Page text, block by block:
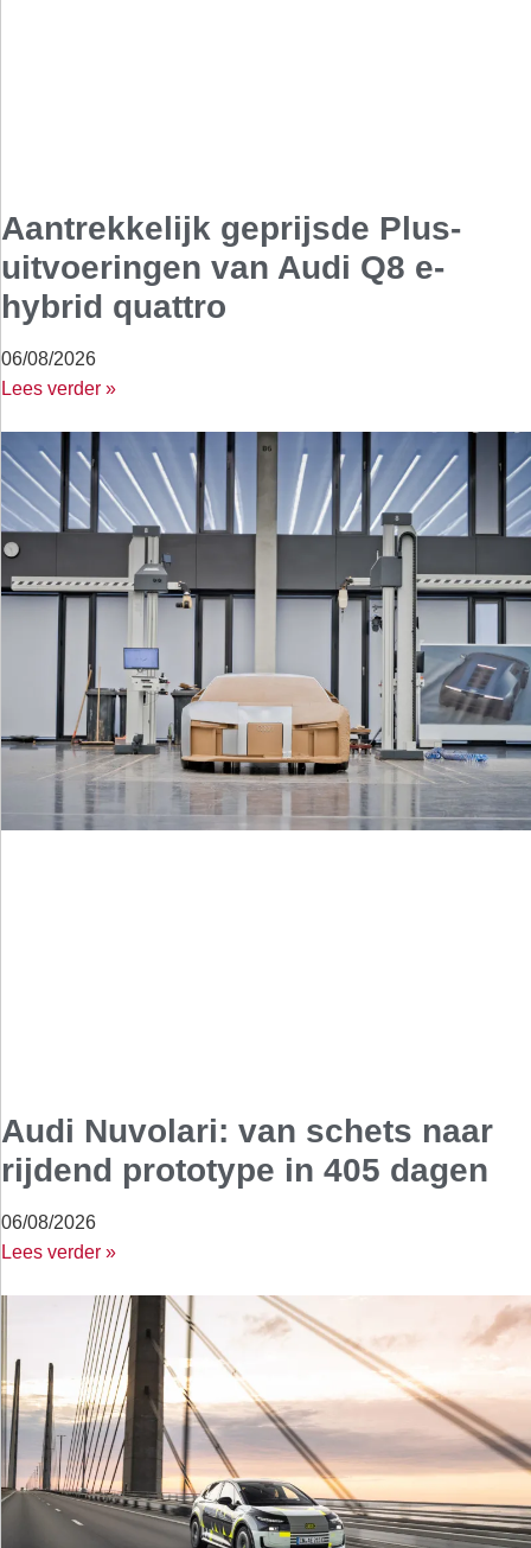
Aantrekkelijk geprijsde Plus-
uitvoeringen van Audi Q8 e-
hybrid quattro
06/08/2026
Lees verder »
Audi Nuvolari: van schets naar
rijdend prototype in 405 dagen
06/08/2026
Lees verder »